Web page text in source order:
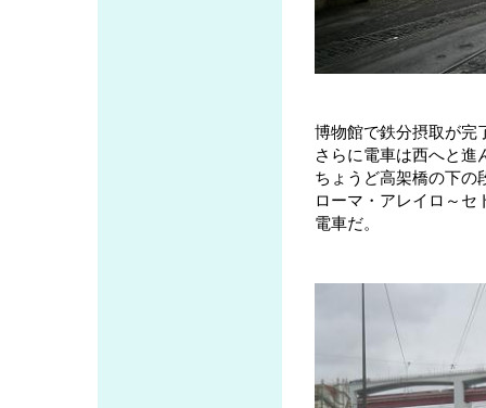
博物館で鉄分摂取が完
さらに電車は西へと進
ちょうど高架橋の下の
ローマ・アレイロ～セ
電車だ。